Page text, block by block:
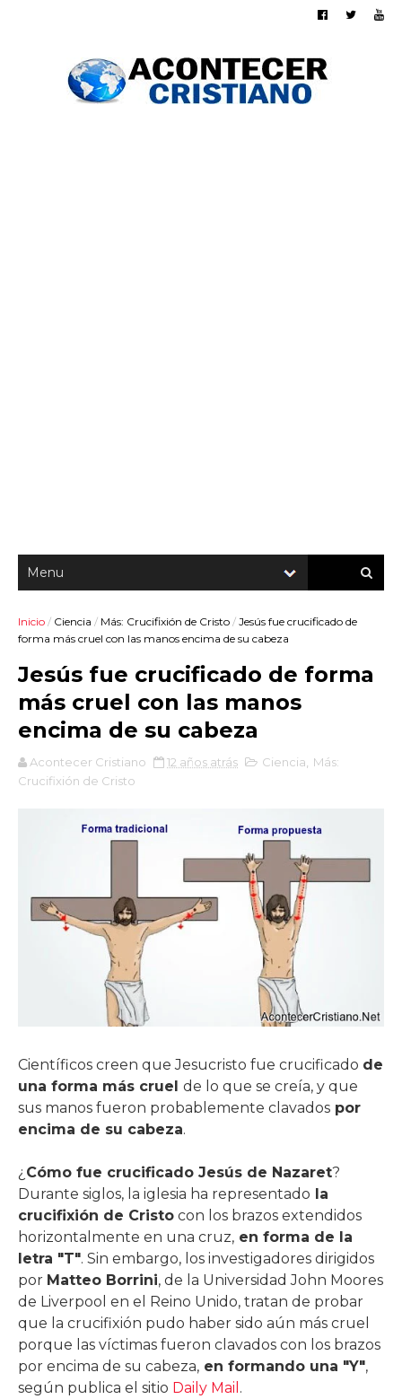
Inicio / Ciencia / Más: Crucifixión de Cristo / Jesús fue crucificado de
forma más cruel con las manos encima de su cabeza
Jesús fue crucificado de forma
más cruel con las manos
encima de su cabeza
Acontecer Cristiano 12 años atrás Ciencia
Más:
Crucifixión de Cristo
Científicos creen que Jesucristo fue crucificado de
una forma más cruel de lo que se creía, y que
sus manos fueron probablemente clavados por
encima de su cabeza.
¿ Cómo fue crucificado Jesús de Nazaret?
Durante siglos, la iglesia ha representado la
crucifixión de Cristo con los brazos extendidos
horizontalmente en una cruz, en forma de la
letra "T". Sin embargo, los investigadores dirigidos
por Matteo Borrini, de la Universidad John Moores
de Liverpool en el Reino Unido, tratan de probar
que la crucifixión pudo haber sido aún más cruel
porque las víctimas fueron clavados con los brazos
por encima de su cabeza, en formando una "Y",
según publica el sitio Daily Mail .